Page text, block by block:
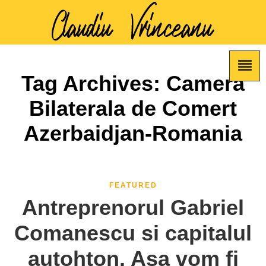
Tag Archives: Camera
Bilaterala de Comert
Azerbaidjan-Romania
FEATURED
Antreprenorul Gabriel
Comanescu si capitalul
autohton. Asa vom fi